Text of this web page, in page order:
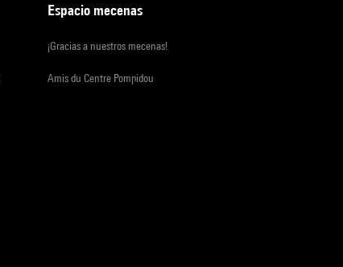
Espacio mecenas
¡Gracias a nuestros mecenas!
Amis du Centre Pompidou